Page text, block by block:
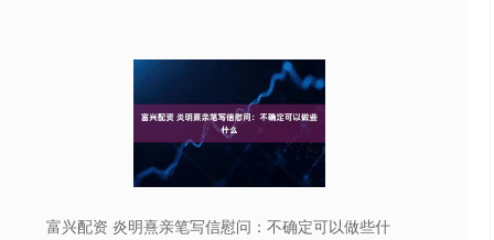
富兴配资 炎明熹亲笔写信慰问：不确定可以做些什